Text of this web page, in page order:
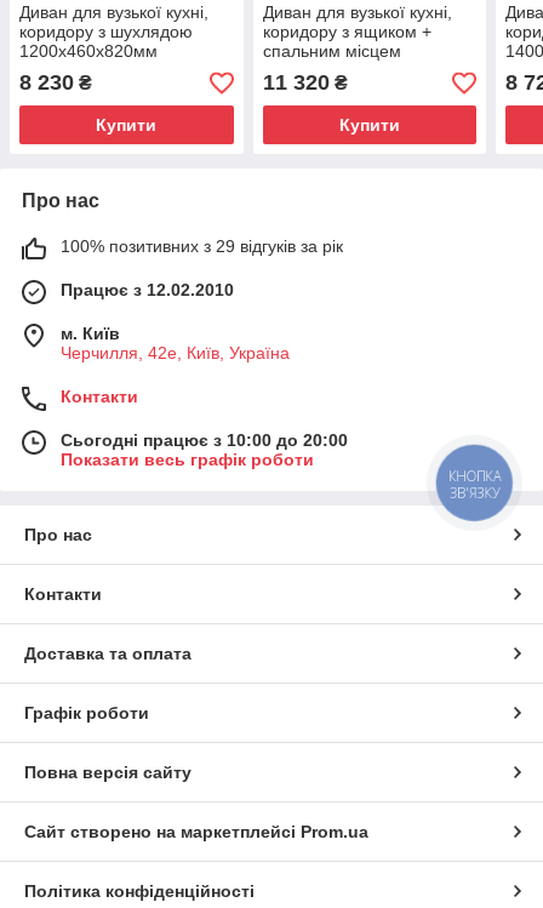
Диван для вузької кухні,
коридору з шухлядою
1200х460х820мм
8 230 ₴
Купити
Диван для вузької кухні,
коридору з ящиком +
спальним місцем
11 320₴
Купити
8
Про нас
100% позитивних з 29 відгуків за рік
Працює з 12.02.2010
м. Київ
Черчилля, 42е, Київ, Україна
Контакти
Сьогодні працює з 10:00 до 20:00
Показати весь графік роботи
Про нас
Контакти
Доставка та оплата
Графік роботи
Повна версія сайту
Сайт створено на маркетплейсі Prom.ua
Політика конфіденційності
КНОПКА
ЗВ'ЯЗКУ